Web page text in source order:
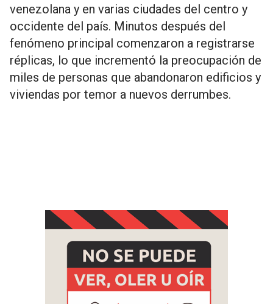
venezolana y en varias ciudades del centro y
occidente del país. Minutos después del
fenómeno principal comenzaron a registrarse
réplicas, lo que incrementó la preocupación de
miles de personas que abandonaron edificios y
viviendas por temor a nuevos derrumbes.